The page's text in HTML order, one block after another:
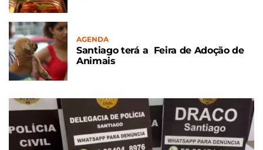
AGENDA
Santiago terá a Feira de Adoção de
Animais